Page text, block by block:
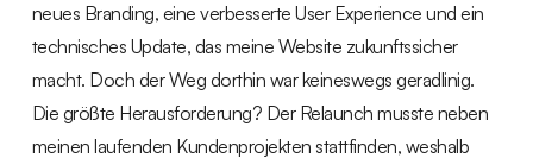
neues Branding, eine verbesserte User Experience und ein
technisches Update, das meine Website zukunftssicher
macht. Doch der Weg dorthin war keineswegs geradlinig.
Die größte Herausforderung? Der Relaunch musste neben
meinen laufenden Kundenprojekten stattfinden, weshalb